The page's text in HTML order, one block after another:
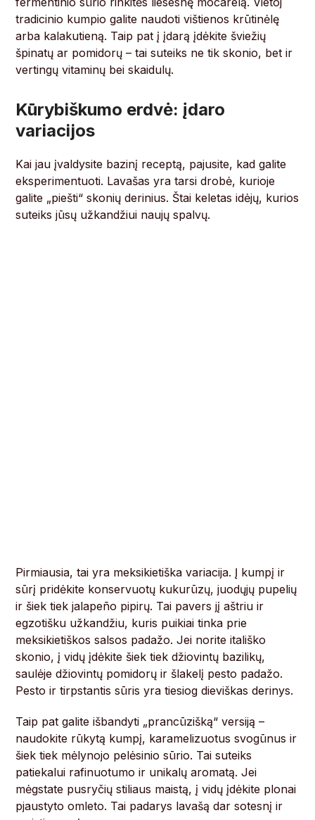
tradicinio kumpio galite naudoti vištienos krūtinėlę
arba kalakutieną. Taip pat į įdarą įdėkite šviežių
špinatų ar pomidorų – tai suteiks ne tik skonio, bet ir
vertingų vitaminų bei skaidulų.
Kūrybiškumo erdvė: įdaro
variacijos
Kai jau įvaldysite bazinį receptą, pajusite, kad galite
eksperimentuoti. Lavašas yra tarsi drobė, kurioje
galite „piešti“ skonių derinius. Štai keletas idėjų, kurios
suteiks jūsų užkandžiui naujų spalvų.
Pirmiausia, tai yra meksikietiška variacija. Į kumpį ir
sūrį pridėkite konservuotų kukurūzų, juodųjų pupelių
ir šiek tiek jalapeño pipirų. Tai pavers jį aštriu ir
egzotišku užkandžiu, kuris puikiai tinka prie
meksikietiškos salsos padažo. Jei norite itališko
skonio, į vidų įdėkite šiek tiek džiovintų bazilikų,
saulėje džiovintų pomidorų ir šlakelį pesto padažo.
Pesto ir tirpstantis sūris yra tiesiog dieviškas derinys.
Taip pat galite išbandyti „prancūzišką“ versiją –
naudokite rūkytą kumpį, karamelizuotus svogūnus ir
šiek tiek mėlynojo pelėsinio sūrio. Tai suteiks
patiekalui rafinuotumo ir unikalų aromatą. Jei
mėgstate pusryčių stiliaus maistą, į vidų įdėkite plonai
pjaustyto omleto. Tai padarys lavašą dar sotesnį ir